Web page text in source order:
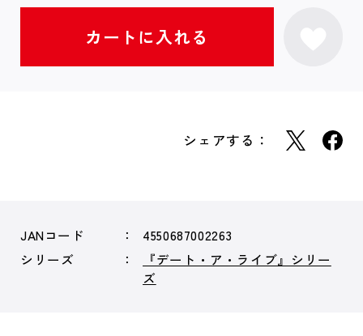
シェアする：
JANコード
4550687002263
シリーズ
『デート・ア・ライブ』シリー
ズ